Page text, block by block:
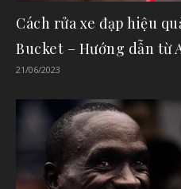
Cách rửa xe đạp hiệu
Bucket – Hướng dẫn từ
21/06/2023